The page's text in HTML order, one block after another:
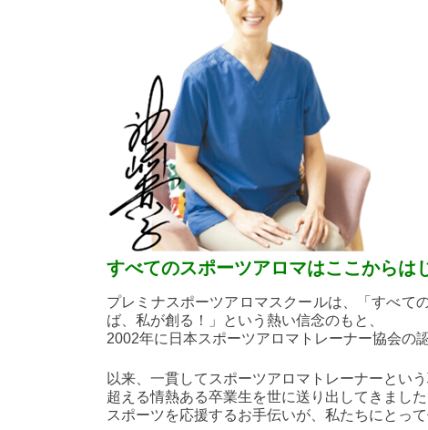
すべてのスポーツアロマはここからは
プレミナスポーツアロマスクールは、「すべて
ば、私が創る！」という熱い信念のもと、
2002年に日本スポーツアロマトレーナー協会の
以来、一貫してスポーツアロマトレーナーとい
超える情熱ある卒業生を世に送り出してきました
スポーツを応援するお手伝いが、私たちにとって